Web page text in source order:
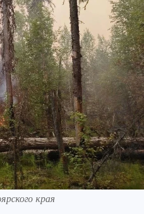
края